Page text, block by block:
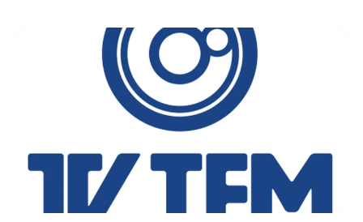
Sindicato leva reivindicações à TV TEM, denunciada de cometer